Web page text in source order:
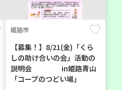
姫路市
【募集！】8/21(金)「くら
しの助け合いの会」活動の
説明会 in姫路青山
「コープのつどい場」